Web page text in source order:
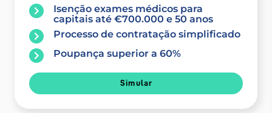
Isenção exames médicos para
capitais até €700.000 e 50 anos
Processo de contratação simplificado
Poupança superior a 60%
Simular